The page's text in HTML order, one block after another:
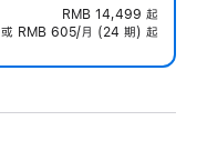
RMB 14,499 起
或 RMB 605/月 (24 期) 起